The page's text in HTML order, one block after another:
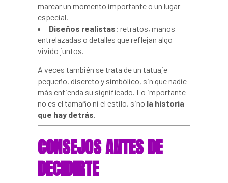
marcar un momento importante o un lugar
especial.
Diseños realistas: retratos, manos
entrelazadas o detalles que reflejan algo
vivido juntos.
A veces también se trata de un tatuaje
pequeño, discreto y simbólico, sin que nadie
más entienda su significado. Lo importante
no es el tamaño ni el estilo, sino la historia
que hay detrás.
CONSEJOS ANTES DE
DECIDIRTE